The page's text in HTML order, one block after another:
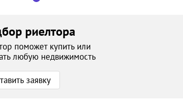
риелтора
поможет купить или
любую недвижимость
заявку